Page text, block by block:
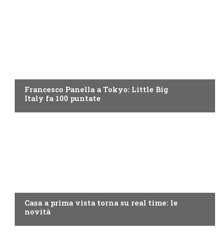
Francesco Panella a Tokyo: Little Big
Italy fa 100 puntate
Casa a prima vista torna su real time: le
novità